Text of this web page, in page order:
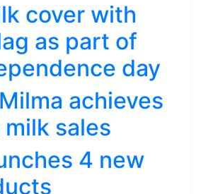
cover with
as part of
day
achieves
sales
4 new